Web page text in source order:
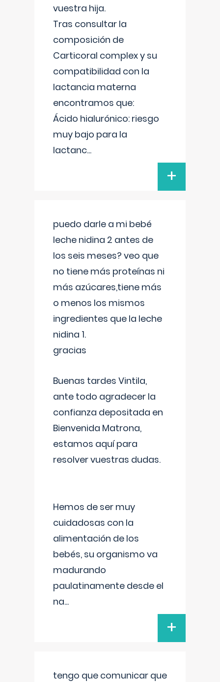
vuestra hija.
Tras consultar la
composición de
Carticoral complex y su
compatibilidad con la
lactancia materna
encontramos que:
Ácido hialurónico: riesgo
muy bajo para la
lactanc...
+
puedo darle a mi bebé
leche nidina 2 antes de
los seis meses? veo que
no tiene más proteínas ni
más azúcares,tiene más
o menos los mismos
ingredientes que la leche
nidina 1.
gracias
Buenas tardes Vintila,
ante todo agradecer la
confianza depositada en
Bienvenida Matrona,
estamos aquí para
resolver vuestras dudas.
Hemos de ser muy
cuidadosas con la
alimentación de los
bebés, su organismo va
madurando
paulatinamente desde el
na...
+
tengo que comunicar que